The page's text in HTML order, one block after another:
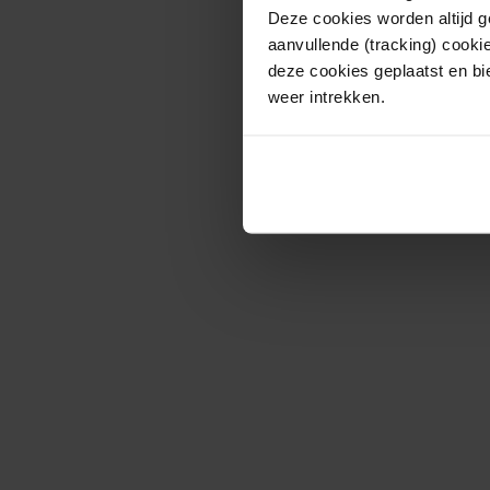
Deze cookies worden altijd
aanvullende (tracking)
deze cookies geplaatst en
weer intrekken.